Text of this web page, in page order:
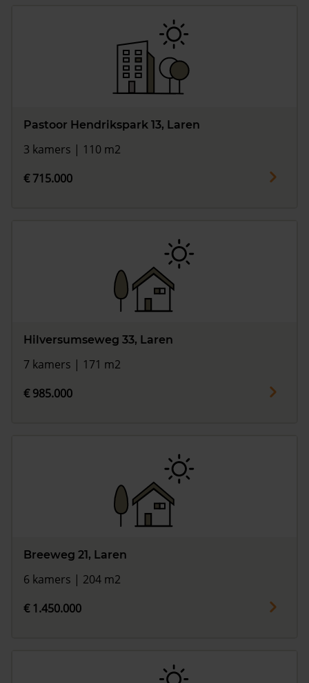
Pastoor Hendrikspark 13, Laren
3 kamers | 110 m2
€ 715.000
Hilversumseweg 33, Laren
7 kamers | 171 m2
€ 985.000
Breeweg 21, Laren
6 kamers | 204 m2
€ 1.450.000